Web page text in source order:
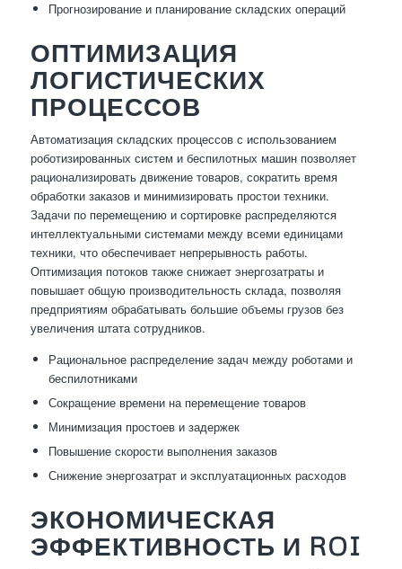
Прогнозирование и планирование складских операций
ОПТИМИЗАЦИЯ
ЛОГИСТИЧЕСКИХ
ПРОЦЕССОВ
Автоматизация складских процессов с использованием
роботизированных систем и беспилотных машин позволяет
рационализировать движение товаров, сократить время
обработки заказов и минимизировать простои техники.
Задачи по перемещению и сортировке распределяются
интеллектуальными системами между всеми единицами
техники, что обеспечивает непрерывность работы.
Оптимизация потоков также снижает энергозатраты и
повышает общую производительность склада, позволяя
предприятиям обрабатывать большие объемы грузов без
увеличения штата сотрудников.
Рациональное распределение задач между роботами и
беспилотниками
Сокращение времени на перемещение товаров
Минимизация простоев и задержек
Повышение скорости выполнения заказов
Снижение энергозатрат и эксплуатационных расходов
ЭКОНОМИЧЕСКАЯ
ЭФФЕКТИВНОСТЬ И ROI